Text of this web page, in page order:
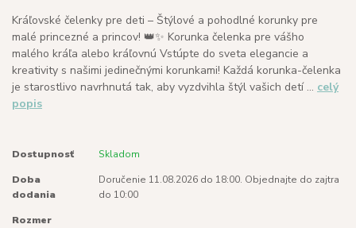
Kráľovské čelenky pre deti – Štýlové a pohodlné korunky pre
malé princezné a princov! 👑✨ Korunka čelenka pre vášho
malého kráľa alebo kráľovnú Vstúpte do sveta elegancie a
kreativity s našimi jedinečnými korunkami! Každá korunka-čelenka
je starostlivo navrhnutá tak, aby vyzdvihla štýl vašich detí ... celý
popis
Dostupnosť Skladom
Doba
dodania
Doručenie 11.08.2026 do 18:00. Objednajte do zajtra
do 10:00
Rozmer